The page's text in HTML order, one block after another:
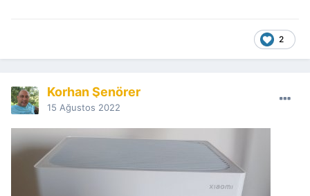
2
Korhan Şenörer
15 Ağustos 2022